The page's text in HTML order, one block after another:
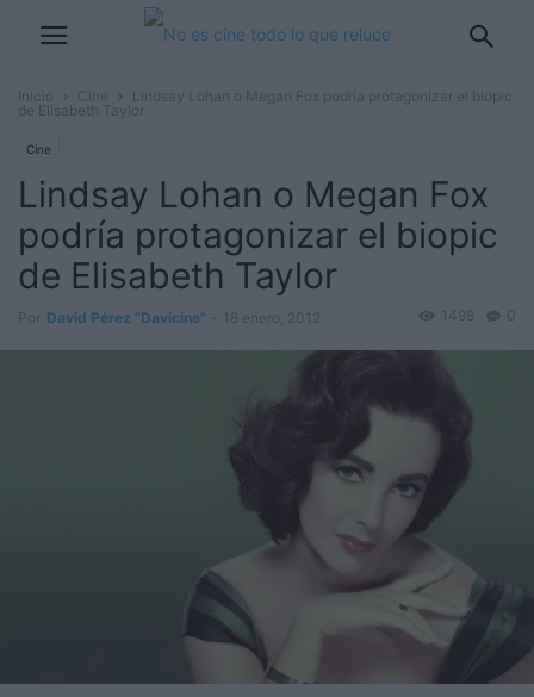
Inicio Cine
Lindsay Lohan o Megan Fox podría protagonizar el biopic
de Elisabeth Taylor
Cine
Lindsay Lohan o Megan Fox
podría protagonizar el biopic
de Elisabeth Taylor
Por David Pérez "Davicine" 18 enero, 2012 0
1498